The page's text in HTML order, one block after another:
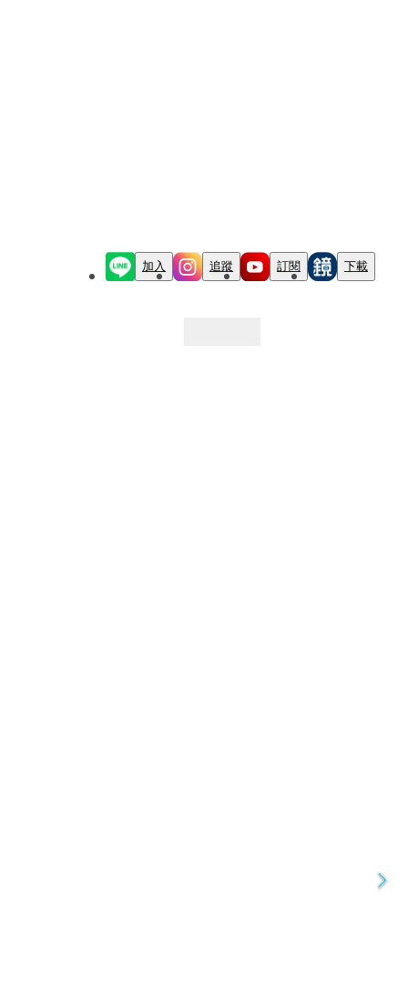
加入 追蹤 訂閱 下載